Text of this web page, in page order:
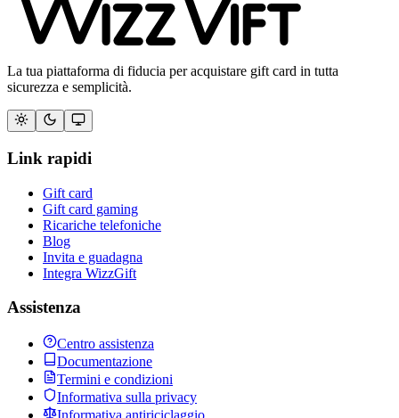
La tua piattaforma di fiducia per acquistare gift card in tutta
sicurezza e semplicità.
Link rapidi
Gift card
Gift card gaming
Ricariche telefoniche
Blog
Invita e guadagna
Integra WizzGift
Assistenza
Centro assistenza
Documentazione
Termini e condizioni
Informativa sulla privacy
Informativa antiriciclaggio